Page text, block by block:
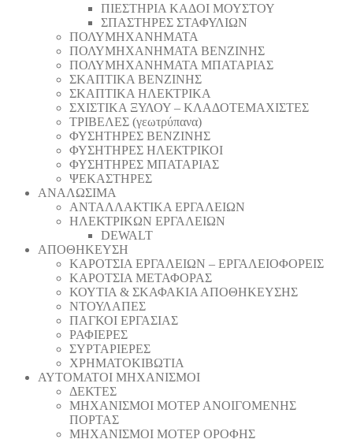
ΠΙΕΣΤΗΡΙΑ ΚΑΔΟΙ ΜΟΥΣΤΟΥ
ΣΠΑΣΤΗΡΕΣ ΣΤΑΦΥΛΙΩΝ
ΠΟΛΥΜΗΧΑΝΗΜΑΤΑ
ΠΟΛΥΜΗΧΑΝΗΜΑΤΑ ΒΕΝΖΙΝΗΣ
ΠΟΛΥΜΗΧΑΝΗΜΑΤΑ ΜΠΑΤΑΡΙΑΣ
ΣΚΑΠΤΙΚΑ ΒΕΝΖΙΝΗΣ
ΣΚΑΠΤΙΚΑ ΗΛΕΚΤΡΙΚΑ
ΣΧΙΣΤΙΚΑ ΞΥΛΟΥ – ΚΛΑΔΟΤΕΜΑΧΙΣΤΕΣ
ΤΡΙΒΕΛΕΣ (γεωτρύπανα)
ΦΥΣΗΤΗΡΕΣ ΒΕΝΖΙΝΗΣ
ΦΥΣΗΤΗΡΕΣ ΗΛΕΚΤΡΙΚΟΙ
ΦΥΣΗΤΗΡΕΣ ΜΠΑΤΑΡΙΑΣ
ΨΕΚΑΣΤΗΡΕΣ
ΑΝΑΛΩΣΙΜΑ
ΑΝΤΑΛΛΑΚΤΙΚΑ ΕΡΓΑΛΕΙΩΝ
ΗΛΕΚΤΡΙΚΩΝ ΕΡΓΑΛΕΙΩΝ
DEWALT
ΑΠΟΘΗΚΕΥΣΗ
ΚΑΡΟΤΣΙΑ ΕΡΓΑΛΕΙΩΝ – ΕΡΓΑΛΕΙΟΦΟΡΕΙΣ
ΚΑΡΟΤΣΙΑ ΜΕΤΑΦΟΡΑΣ
ΚΟΥΤΙΑ & ΣΚΑΦΑΚΙΑ ΑΠΟΘΗΚΕΥΣΗΣ
ΝΤΟΥΛΑΠΕΣ
ΠΑΓΚΟΙ ΕΡΓΑΣΙΑΣ
ΡΑΦΙΕΡΕΣ
ΣΥΡΤΑΡΙΕΡΕΣ
ΧΡΗΜΑΤΟΚΙΒΩΤΙΑ
ΑΥΤΟΜΑΤΟΙ ΜΗΧΑΝΙΣΜΟΙ
ΔΕΚΤΕΣ
ΜΗΧΑΝΙΣΜΟΙ ΜΟΤΕΡ ΑΝΟΙΓΟΜΕΝΗΣ
ΠΟΡΤΑΣ
ΜΗΧΑΝΙΣΜΟΙ ΜΟΤΕΡ ΟΡΟΦΗΣ